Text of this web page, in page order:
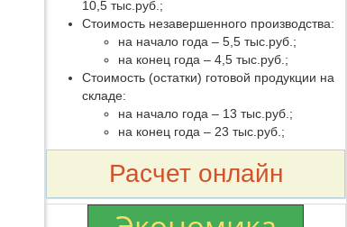
10,5 тыс.руб.;
Стоимость незавершенного производства:
на начало года – 5,5 тыс.руб.;
на конец года – 4,5 тыс.руб.;
Стоимость (остатки) готовой продукции на
складе:
на начало года – 13 тыс.руб.;
на конец года – 23 тыс.руб.;
Расчет онлайн